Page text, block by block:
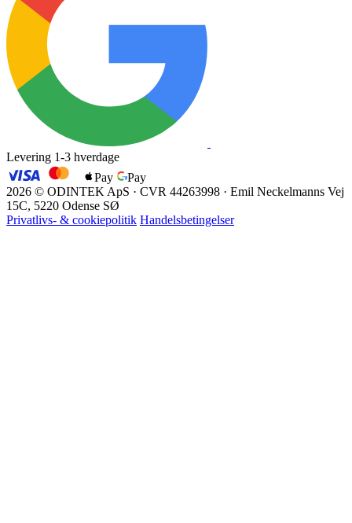
Levering 1-3 hverdage
Pay
Pay
2026 © ODINTEK ApS · CVR 44263998 · Emil Neckelmanns Vej
15C, 5220 Odense SØ
Privatlivs- & cookiepolitik Handelsbetingelser